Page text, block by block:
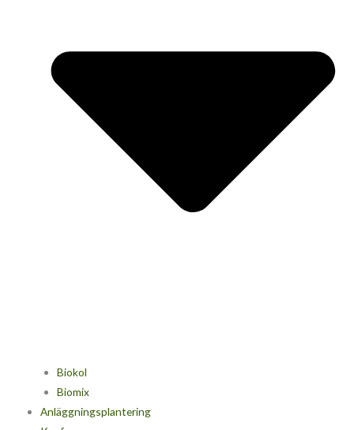
Biokol
Biomix
Anläggningsplantering